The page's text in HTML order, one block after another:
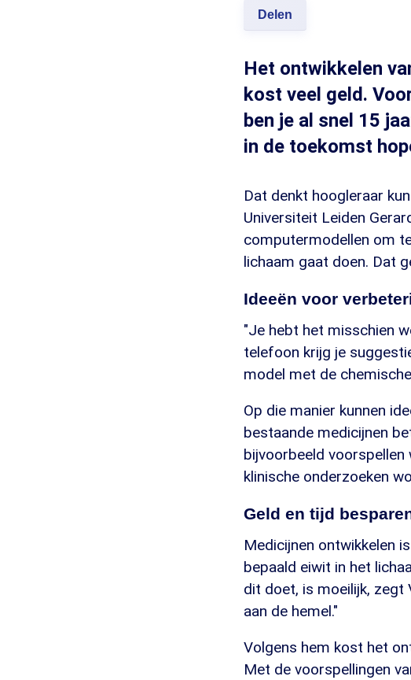
Delen
Het ontwikkelen
kost veel geld.
ben je al snel 15
in de toekomst
Dat denkt hoogleraar
Universiteit Leiden
computermodellen om
lichaam gaat doen. Dat
Ideeën voor
"Je hebt het misschien
telefoon krijg je
model met de
Op die manier kunnen
bestaande medicijnen
bijvoorbeeld
klinische onderzoeken
Geld en tijd
Medicijnen ontwikkelen
bepaald eiwit in het
dit doet, is moeilijk, zegt
aan de hemel."
Volgens hem kost het
Met de voorspellingen